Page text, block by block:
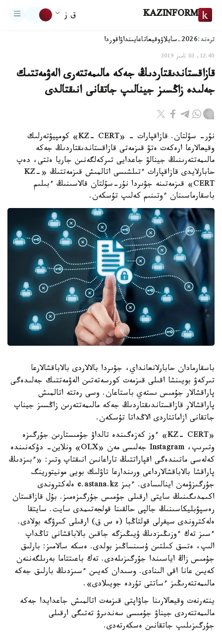
KAZINFORM ق ز
ترەند:2026-سايلاۋ وقيعاتاعايىنداۋاقوردا
12:40, 03 تامىز 2019
قازاقستاندىقتاردىڭ جەكە مالىمەتتەرى الەۋمەتتىك
جەلىدە زاڭسىز جينالىپ جاتقانى انىقتالدى
نۇر- سۇلتان. قازاقپارات - «KZ- CERT» كومپيۋتەرلىك
وقيعالارعا ارەكەت ەتۋ قىزمەتى قازاقستاندىقتاردىڭ جەكە
مالىمەتتەرىنىڭ جينالۋ جاعدايى تىركەلگەنىن جاريا ەتتى، دەپ
حابارلايدى قازاقپارات ءتىلشىسى اتالمىش قىزمەتتىڭ «KZ-
CERT» قىزمەتىنە جۋىردا نۇر-سۇلتان قالاسىنىڭ ءبىلىم
باسقارماسىنان ءوتىنىم كەلىپ تۇسكەن.
باسقارمادان حابارلانعانداي، جۋىردا بالالاردى بالاباقشالارعا
تىركەۋ بويىنشا اقىلى قىزمەت كورسەتەتىن الەۋمەتتىك جەلىدەگى
پاراقشالار جۇمىس ىستەي باستاعان. وسى رەتتە اتالمىش
پاراقشالار قازاقستاندىقتاردىڭ جەكە مالىمەتتەرىن زاڭسىز جيناپ
جاتقانى ازاماتتاردى الاڭداتا تۇسكەن.
«KZ- CERT» ءوز كەزەگىندە تالداۋ جۇمىستارىن جۇرگىزە
وتىرىپ، Instagram جەلىسى مەن «OLX» ونلاين- دۇكەنىندە
كەلەسى ماتىندەگى اقپاراتتىڭ تاراعانىن انىقتاپ وتىر: «ءبىزدىڭ
پاراقشا بالاباقشالارداعى ورىندارعا تاۋلىك بويى مونيتورينگ
جۇرگىزۋمەن اينالىسادى. ءبىز e.astana.kz ەلەكتروندى
اكىمدىگىنىڭ سايتى ارقىلى جۇمىس جۇرگىزەمىز. بۇل قازاقستان
رەسپۋبليكاسىنىڭ جالپى حالقىنا قولجەتىمدى سايت. سايتقا
ەلەكتروندى سيفرلى قولتاڭبا (ە س ق) ارقىلى كىرۋگە بولادى.
ءسىز تەك ءوزىڭىزدىڭ ۇيىڭىزگە جاقىن بالاباقشانى تاڭداپ
الىپ، ەتسق كىلتىن ۇسىنساڭىز بولدى. ەسكە سالامىز: بارلىق
جۇمىس زاڭ اياسىندا جۇرگىزىلەدى. تەك باعىتتاما بەرىلگەننەن
كەيىن عانا اقى الىنادى. وسىدان كەيىن ءسىزدىڭ بارلىق جەكە
مالىمەتتەرىڭىز ءساتتى تۇردە جويىلادى».
ينتەرنەت وقيعالارىنا جاۋاپتى قىزمەت اتالمىش جاعدايدا جەكە
مالىمەتتەردى جيناۋ جۇمىسى سەندىرۋ تەتىگى ارقىلى
جۇرگىزىلىپ جاتقانىن ەسكەرتەدى.